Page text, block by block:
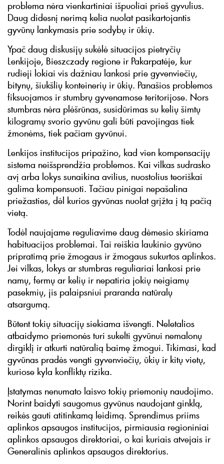
problema nėra vienkartiniai išpuoliai prieš gyvulius.
Daug didesnį nerimą kelia nuolat pasikartojantis
gyvūnų lankymasis prie sodybų ir ūkių.
Ypač daug diskusijų sukėlė situacijos pietryčių
Lenkijoje, Bieszczady regione ir Pakarpatėje, kur
rudieji lokiai vis dažniau lankosi prie gyvenviečių,
bitynų, šiukšlių konteinerių ir ūkių. Panašios problemos
fiksuojamos ir stumbrų gyvenamose teritorijose. Nors
stumbras nėra plėšrūnas, susidūrimas su kelių šimtų
kilogramų svorio gyvūnu gali būti pavojingas tiek
žmonėms, tiek pačiam gyvūnui.
Lenkijos institucijos pripažino, kad vien kompensacijų
sistema neišsprendžia problemos. Kai vilkas sudrasko
avį arba lokys sunaikina avilius, nuostolius teoriškai
galima kompensuoti. Tačiau pinigai nepašalina
priežasties, dėl kurios gyvūnas nuolat grįžta į tą pačią
vietą.
Todėl naujajame reguliavime daug dėmesio skiriama
habituacijos problemai. Tai reiškia laukinio gyvūno
pripratimą prie žmogaus ir žmogaus sukurtos aplinkos.
Jei vilkas, lokys ar stumbras reguliariai lankosi prie
namų, fermų ar kelių ir nepatiria jokių neigiamų
pasekmių, jis palaipsniui praranda natūralų
atsargumą.
Būtent tokių situacijų siekiama išvengti. Neletalios
atbaidymo priemonės turi sukelti gyvūnui nemalonų
dirgiklį ir atkurti natūralią baimę žmogui. Tikimasi, kad
gyvūnas pradės vengti gyvenviečių, ūkių ir kitų vietų,
kuriose kyla konfliktų rizika.
Įstatymas nenumato laisvo tokių priemonių naudojimo.
Norint baidyti saugomus gyvūnus naudojant ginklą,
reikės gauti atitinkamą leidimą. Sprendimus priims
aplinkos apsaugos institucijos, pirmiausia regioniniai
aplinkos apsaugos direktoriai, o kai kuriais atvejais ir
Generalinis aplinkos apsaugos direktorius.